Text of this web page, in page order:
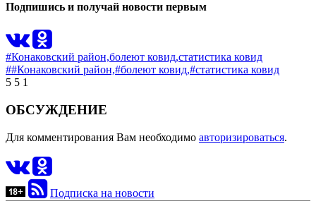
Подпишись и получай новости первым
#Конаковский район,болеют ковид,статистика ковид
##Конаковский район,#болеют ковид,#статистика ковид
5 5 1
ОБСУЖДЕНИЕ
Для комментирования Вам необходимо авторизироваться.
Подписка на новости